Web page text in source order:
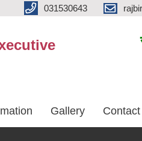
031530643
Gallery Contact